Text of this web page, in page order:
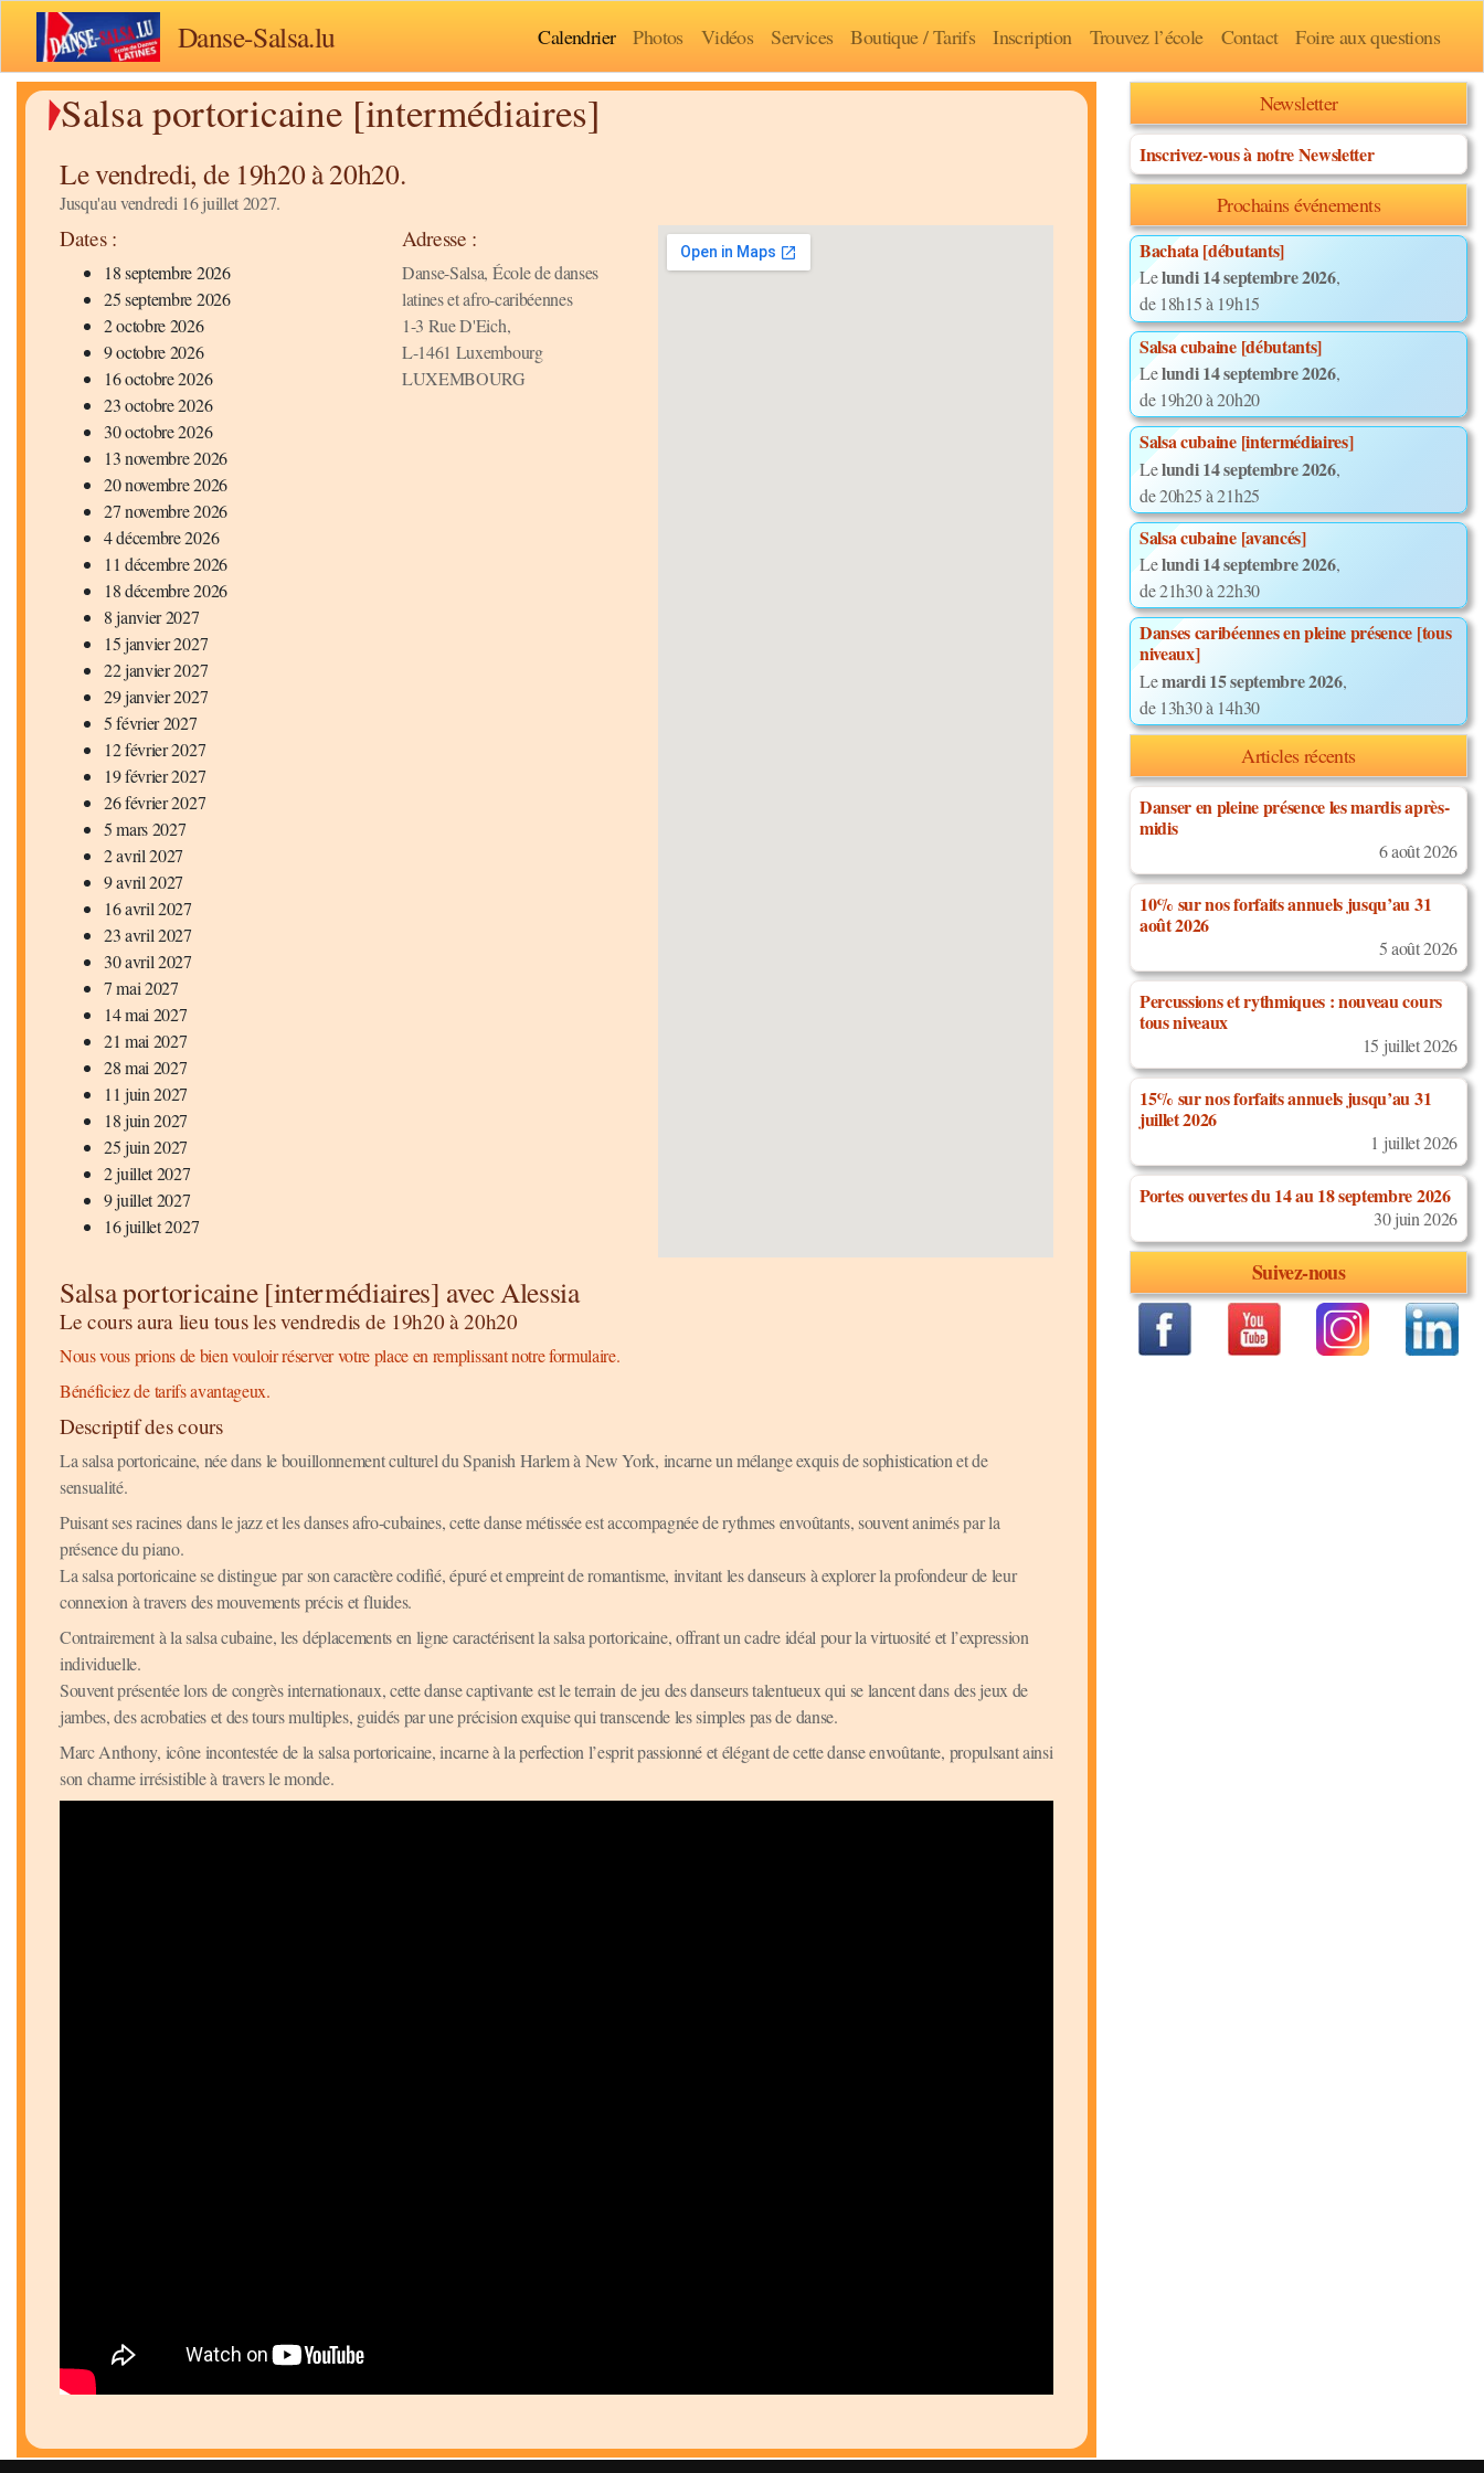
Danse-Salsa.lu Calendrier Photos Vidéos Services Boutique / Tarifs Inscription Trouvez l’école Contact Foire aux questions
Salsa portoricaine [intermédiaires]
Le vendredi, de 19h20 à 20h20.
Jusqu'au vendredi 16 juillet 2027.
Dates :
18 septembre 2026
25 septembre 2026
2 octobre 2026
9 octobre 2026
16 octobre 2026
23 octobre 2026
30 octobre 2026
13 novembre 2026
20 novembre 2026
27 novembre 2026
4 décembre 2026
11 décembre 2026
18 décembre 2026
8 janvier 2027
15 janvier 2027
22 janvier 2027
29 janvier 2027
5 février 2027
12 février 2027
19 février 2027
26 février 2027
5 mars 2027
2 avril 2027
9 avril 2027
16 avril 2027
23 avril 2027
30 avril 2027
7 mai 2027
14 mai 2027
21 mai 2027
28 mai 2027
11 juin 2027
18 juin 2027
25 juin 2027
2 juillet 2027
9 juillet 2027
16 juillet 2027
Adresse :
Danse-Salsa, École de danses
latines et afro-caribéennes
1-3 Rue D'Eich,
L-1461 Luxembourg
LUXEMBOURG
Salsa portoricaine [intermédiaires] avec Alessia
Le cours aura lieu tous les vendredis de 19h20 à 20h20
Nous vous prions de bien vouloir réserver votre place en remplissant notre formulaire.
Bénéficiez de tarifs avantageux.
Descriptif des cours
La salsa portoricaine, née dans le bouillonnement culturel du Spanish Harlem à New York, incarne un mélange exquis de sophistication et de
sensualité.
Puisant ses racines dans le jazz et les danses afro-cubaines, cette danse métissée est accompagnée de rythmes envoûtants, souvent animés par la
présence du piano.
La salsa portoricaine se distingue par son caractère codifié, épuré et empreint de romantisme, invitant les danseurs à explorer la profondeur de leur
connexion à travers des mouvements précis et fluides.
Contrairement à la salsa cubaine, les déplacements en ligne caractérisent la salsa portoricaine, offrant un cadre idéal pour la virtuosité et l’expression
individuelle.
Souvent présentée lors de congrès internationaux, cette danse captivante est le terrain de jeu des danseurs talentueux qui se lancent dans des jeux de
jambes, des acrobaties et des tours multiples, guidés par une précision exquise qui transcende les simples pas de danse.
Marc Anthony, icône incontestée de la salsa portoricaine, incarne à la perfection l’esprit passionné et élégant de cette danse envoûtante, propulsant ainsi
son charme irrésistible à travers le monde.
Newsletter
Inscrivez-vous à notre Newsletter
Prochains événements
Bachata [débutants]
Lelundi 14 septembre 2026,
de 18h15 à 19h15
Salsa cubaine [débutants]
Lelundi 14 septembre 2026,
de 19h20 à 20h20
Salsa cubaine [intermédiaires]
Lelundi 14 septembre 2026,
de 20h25 à 21h25
Salsa cubaine [avancés]
Lelundi 14 septembre 2026,
de 21h30 à 22h30
Danses caribéennes en pleine présence [tous
niveaux]
Lemardi 15 septembre 2026,
de 13h30 à 14h30
Articles récents
Danser en pleine présence les mardis après-
midis
6 août 2026
10% sur nos forfaits annuels jusqu’au 31
août 2026
5 août 2026
Percussions et rythmiques : nouveau cours
tous niveaux
15 juillet 2026
15% sur nos forfaits annuels jusqu’au 31
juillet 2026
1 juillet 2026
Portes ouvertes du 14 au 18 septembre 2026
30 juin 2026
Suivez-nous